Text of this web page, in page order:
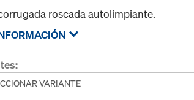
roscada autolimpiante.